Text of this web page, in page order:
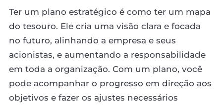
Ter um plano estratégico é como ter um mapa
do tesouro. Ele cria uma visão clara e focada
no futuro, alinhando a empresa e seus
acionistas, e aumentando a responsabilidade
em toda a organização. Com um plano, você
pode acompanhar o progresso em direção aos
objetivos e fazer os ajustes necessários